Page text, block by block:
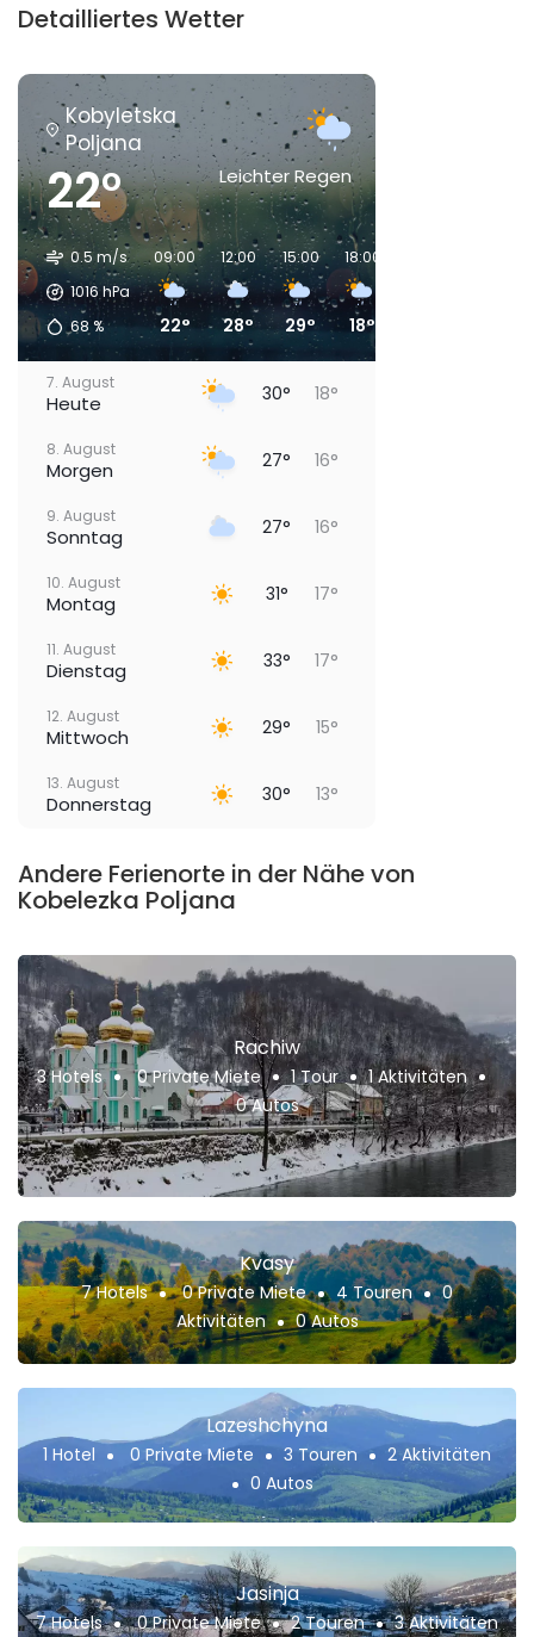
Detailliertes Wetter
Kobyletska
Poljana
22° Leichter Regen
0.5 m/s
1016hPa
68 %
09:00
22°
12:00
28°
15:00
29°
18:00
18°
7. August
Heute 30° 18°
8. August
Morgen 27° 16°
9. August
Sonntag 27° 16°
10. August
Montag 31° 17°
11. August
Dienstag 33° 17°
12. August
Mittwoch 29° 15°
13. August
Donnerstag 30° 13°
Andere Ferienorte in der Nähe von
Kobelezka Poljana
Rachiw
3 Hotels 0 Private Miete 1 Tour
1 Aktivitäten
0 Autos
Kvasy
7 Hotels 0 Private Miete 4 Touren
0
Aktivitäten
0 Autos
Lazeshchyna
1 Hotel 0 Private Miete 3 Touren
2 Aktivitäten
0 Autos
Jasinja
7 Hotels 0 Private Miete 2 Touren
3 Aktivitäten